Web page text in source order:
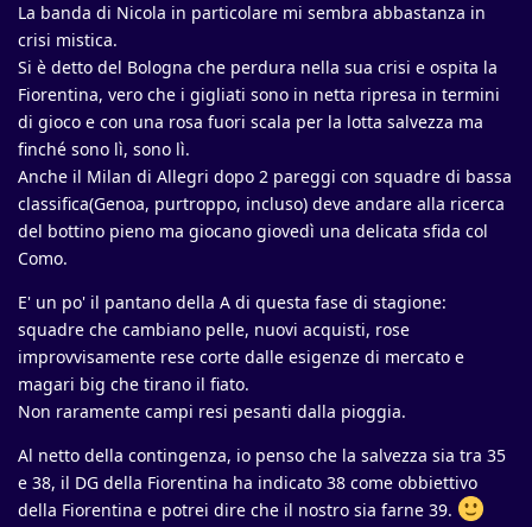
La banda di Nicola in particolare mi sembra abbastanza in
crisi mistica.
Si è detto del Bologna che perdura nella sua crisi e ospita la
Fiorentina, vero che i gigliati sono in netta ripresa in termini
di gioco e con una rosa fuori scala per la lotta salvezza ma
finché sono lì, sono lì.
Anche il Milan di Allegri dopo 2 pareggi con squadre di bassa
classifica(Genoa, purtroppo, incluso) deve andare alla ricerca
del bottino pieno ma giocano giovedì una delicata sfida col
Como.
E' un po' il pantano della A di questa fase di stagione:
squadre che cambiano pelle, nuovi acquisti, rose
improvvisamente rese corte dalle esigenze di mercato e
magari big che tirano il fiato.
Non raramente campi resi pesanti dalla pioggia.
Al netto della contingenza, io penso che la salvezza sia tra 35
e 38, il DG della Fiorentina ha indicato 38 come obbiettivo
della Fiorentina e potrei dire che il nostro sia farne 39.